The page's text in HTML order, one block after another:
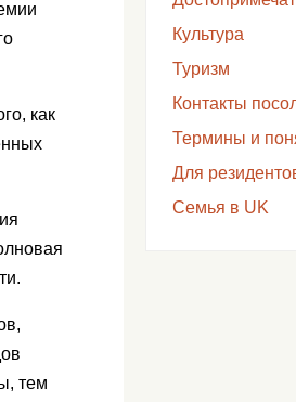
как
тем
Культура
Туризм
Контакты
Термины и
Для
Семья в UK